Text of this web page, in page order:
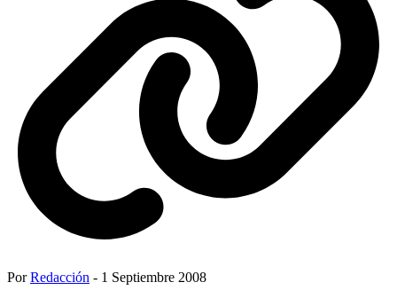
PorRedacción - 1 Septiembre 2008